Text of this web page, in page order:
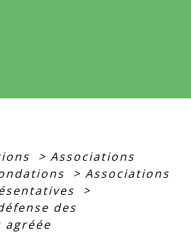
> Associations
> Associations
>
des
agréée